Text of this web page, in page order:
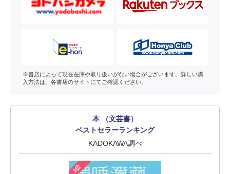
※書店によって現在在庫や取り扱いがない場合がございます。詳しい購
入方法は、各書店のサイトにてご確認ください。
本 （文芸書）
ベストセラーランキング
KADOKAWA調べ
1位